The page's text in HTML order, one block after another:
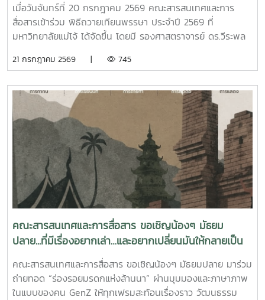
ยุทธศาสตร์และพัฒนาองค์กร คณะศึกษาศาสตร์ มหาวิทยาลัย
ขอนแก่น ทั้งนี้ คณะกรรมการผู้ทรงคุณวุฒิได้ร่วมพิจารณา
วิเคราะห์ และให้ข้อเสนอแนะเชิงลึกในประเด็นต่าง ๆ ของรายงาน
เน้นผู้เรียนและผู้มีส่วนได้ส่วนเสีย การวัดผล การจัดการความรู้
ให้คณะสามารถปรับปรุงกระบวนการดำเนินงานและพัฒนาระบบ
บริหารจัดการได้อย่างต่อเนื่อง การจัดกิจกรรมในครั้งนี้สะท้อนถึง
ความมุ่งมั่นของคณะสารสนเทศและการสื่อสาร มหาวิทยาลัยแม่โจ้
ในการพัฒนาคุณภาพการศึกษาและการบริหารองค์กรตาม
แนวทาง EdPEx เพื่อขับเคลื่อนองค์กรสู่ความเป็นเลิศ สร้าง
มาตรฐานการดำเนินงานที่มีประสิทธิภาพ และยกระดับคุณภาพ
การจัดการศึกษาสู่มาตรฐานสากล อันจะก่อให้เกิดประโยชน์สูงสุด
ต่อผู้เรียน บุคลากร และผู้มีส่วนได้ส่วนเสียทุกภาคส่วนFacebook
:https://www.facebook.com/icmaejoWebsite
:https://infocomm.mju.ac.thWebsite MJU :www.mju.ac.th
เมื่อวันจันทร์ที่ 20 กรกฎาคม 2569 คณะสารสนเทศและการ
สื่อสารเข้าร่วม พิธีถวายเทียนพรรษา ประจำปี 2569 ที่
มหาวิทยาลัยแม่โจ้ ได้จัดขึ้น โดยมี รองศาสตราจารย์ ดร.วีระพล
เทียนพรรษา พร้อมด้วยผ้าอาบน้ำฝนและเครื่องไทยธรรม ถวาย
วนาราม วัดหนองอุโบสถ วัดป่าเหมือด วัดสิริมงคลบุญญาราม
วัดห้วยเกี่ยง วัดป่าบง เพื่อเป็นการทำนุบำรุงพระพุทธศาสนา
และสืบสานประเพณีเข้าพรรษาให้คงอยู่สืบไป ณ อาคารแผ่พืชน์
มหาวิทยาลัยแม่โจ้ขอบคุณภาพจาก MJU Corporate
Communication Center | ฝ่ายสื่อสารองค์กร มหาวิทยาลัยแม่
โจ้Facebook :
https://www.facebook.com/icmaejoWebsite :
https://infocomm.mju.ac.thWebsite MJU : www.mju.ac.th
21 กรกฎาคม 2569 | 745
คณะสารสนเทศและการสื่อสาร ขอเชิญน้องๆ มัธยม
ปลาย...ที่มีเรื่องอยากเล่า…และอยากเปลี่ยนมันให้กลายเป็น
คณะสารสนเทศและการสื่อสาร ขอเชิญน้องๆ มัธยมปลาย มาร่วม
ถ่ายทอด “ร่องรอยมรดกแห่งล้านนา” ผ่านมุมมองและภาษาภาพ
ในแบบของคน GenZ ให้ทุกเฟรมสะท้อนเรื่องราว วัฒนธรรม